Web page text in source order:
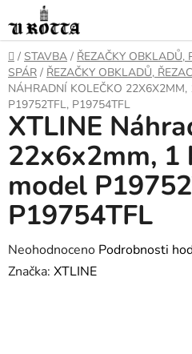
na
obsah
DOMŮ
/ STAVBA / ŘEZAČKY OBKLADŮ,
SPÁR / ŘEZAČKY OBKLADŮ,
NÁHRADNÍ KOLEČKO 22X6X2MM,
P19752TFL, P19754TFL
XTLINE
22x6x2mm, 1
model
P19754TFL
Průměrné
hodnocení
Neohodnoceno Podrobnosti
Značka: XTLINE